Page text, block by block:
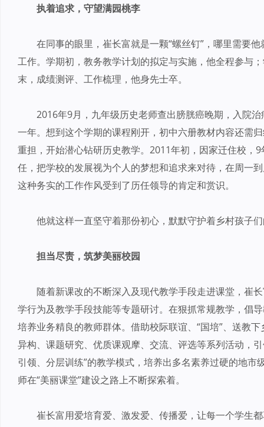
执着追求，守望满园桃李
在同事的眼里，崔长富就是一颗“螺丝钉”，哪里需要
工作。学期初，教务教学计划的拟定与实施，他全程参与
末，成绩测评、工作梳理，他身先士卒。
2016年9月，九年级历史老师查出膀胱癌晚期，入院
一年。想到这个学期的课程刚开，初中六册教材内容还需
重担，开始潜心钻研历史教学。2011年初，因家迁住校，
任，把学校的发展视为个人的梦想和追求来对待，在周一
这种务实的工作作风受到了历任领导的肯定和赏识。
他就这样一直坚守着那份初心，默默守护着乡村孩子
担当尽责，筑梦美丽校园
随着新课改的不断深入及现代教学手段走进课堂，崔
学行为及教学手段技能等专题研讨。在狠抓常规教学，倡
培养业务精良的教师群体。借助校际联谊、“国培”、送教
异构、课题研究、优质课观摩、交流、评选等系列活动，
引领、分层训练”的教学模式，培养出多名素养过硬的地
师在“美丽课堂”建设之路上不断探索着。
崔长富用爱培育爱、激发爱、传播爱，让每一个学生